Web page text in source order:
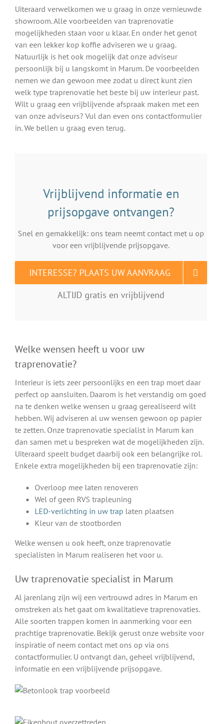
Uiteraard verwelkomen we u graag in onze vernieuwde
showroom. Alle voorbeelden van traprenovatie
mogelijkheden staan voor u klaar. En onder het genot
van een lekker kop koffie adviseren we u graag.
Natuurlijk is het ook mogelijk dat onze adviseur
persoonlijk bij u langskomt in Marum. De voorbeelden
nemen we dan gewoon mee zodat u direct kunt zien
welk type traprenovatie het beste bij uw interieur past.
Wilt u graag een vrijblijvende afspraak maken met een
van onze adviseurs? Vul dan even ons contactformulier
in. We bellen u graag even terug.
Vrijblijvend informatie en
prijsopgave ontvangen?
Snel en gemakkelijk: ons team neemt contact met u op
voor een vrijblijvende prijsopgave.
INTERESSE? PLAATS UW AANVRAAG
ALTIJD gratis en vrijblijvend
Welke wensen heeft u voor uw
traprenovatie?
Interieur is iets zeer persoonlijks en een trap moet daar
perfect op aansluiten. Daarom is het verstandig om goed
na te denken welke wensen u graag gerealiseerd wilt
hebben. Wij adviseren al uw wensen gewoon op papier
te zetten. Onze traprenovatie specialist in Marum kan
dan samen met u bespreken wat de mogelijkheden zijn.
Uiteraard speelt budget daarbij ook een belangrijke rol.
Enkele extra mogelijkheden bij een traprenovatie zijn:
Overloop mee laten renoveren
Wel of geen RVS trapleuning
LED-verlichting in uw trap laten plaatsen
Kleur van de stootborden
Welke wensen u ook heeft, onze traprenovatie
specialisten in Marum realiseren het voor u.
Uw traprenovatie specialist in Marum
Al jarenlang zijn wij een vertrouwd adres in Marum en
omstreken als het gaat om kwalitatieve traprenovaties.
Alle soorten trappen komen in aanmerking voor een
prachtige traprenovatie. Bekijk gerust onze website voor
inspiratie of neem contact met ons op via ons
contactformulier. U ontvangt dan, geheel vrijblijvend,
informatie en een vrijblijvende prijsopgave.